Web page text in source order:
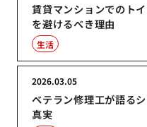
賃貸マンションでのト
を避けるべき理由
生活
ベテラン修理工が語る
真実
2026.03.05